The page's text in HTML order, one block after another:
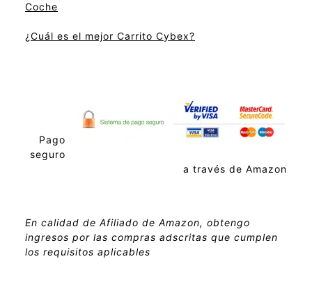
Coche
¿Cuál es el mejor Carrito Cybex?
Pago
seguro
a través de Amazon
En calidad de Afiliado de Amazon, obtengo
ingresos por las compras adscritas que cumplen
los requisitos aplicables